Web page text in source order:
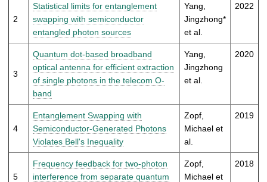
2
Statistical limits for entanglement
swapping with semiconductor
entangled photon sources
Yang,
Jingzhong*
et al.
2022
3
Quantum dot-based broadband
optical antenna for efficient extraction
of single photons in the telecom O-
band
Yang,
Jingzhong
et al.
2020
4
Entanglement Swapping with
Semiconductor-Generated Photons
Violates Bell's Inequality
Zopf,
Michael et
al.
2019
5
Frequency feedback for two-photon
interference from separate quantum
Zopf,
Michael et
2018